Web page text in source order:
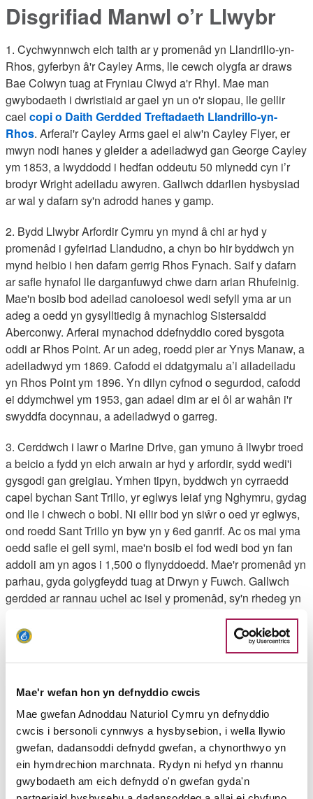
Mae'r wefan hon yn defnyddio cwcis
Mae gwefan Adnoddau Naturiol Cymru yn defnyddio
cwcis i bersonoli cynnwys a hysbysebion, i wella llywio
gwefan, dadansoddi defnydd gwefan, a chynorthwyo yn
ein hymdrechion marchnata. Rydyn ni hefyd yn rhannu
gwybodaeth am eich defnydd o'n gwefan gyda'n
Disgrifiad Manwl o’r Llwybr
1. Cychwynnwch eich taith ar y promenâd yn Llandrillo-yn-
Rhos, gyferbyn â'r Cayley Arms, lle cewch olygfa ar draws
Bae Colwyn tuag at Fryniau Clwyd a'r Rhyl. Mae man
gwybodaeth i dwristiaid ar gael yn un o'r siopau, lle gellir
cael copi o Daith Gerdded Treftadaeth Llandrillo-yn-
Rhos. Arferai'r Cayley Arms gael ei alw'n Cayley Flyer, er
mwyn nodi hanes y gleider a adeiladwyd gan George Cayley
ym 1853, a lwyddodd i hedfan oddeutu 50 mlynedd cyn i’r
brodyr Wright adeiladu awyren. Gallwch ddarllen hysbysiad
ar wal y dafarn sy'n adrodd hanes y gamp.
2. Bydd Llwybr Arfordir Cymru yn mynd â chi ar hyd y
promenâd i gyfeiriad Llandudno, a chyn bo hir byddwch yn
mynd heibio i hen dafarn gerrig Rhos Fynach. Saif y dafarn
ar safle hynafol lle darganfuwyd chwe darn arian Rhufeinig.
Mae'n bosib bod adeilad canoloesol wedi sefyll yma ar un
adeg a oedd yn gysylltiedig â mynachlog Sistersaidd
Aberconwy. Arferai mynachod ddefnyddio cored bysgota
oddi ar Rhos Point. Ar un adeg, roedd pier ar Ynys Manaw, a
adeiladwyd ym 1869. Cafodd ei ddatgymalu a’i ailadeiladu
yn Rhos Point ym 1896. Yn dilyn cyfnod o segurdod, cafodd
ei ddymchwel ym 1953, gan adael dim ar ei ôl ar wahân i'r
swyddfa docynnau, a adeiladwyd o garreg.
3. Cerddwch i lawr o Marine Drive, gan ymuno â llwybr troed
a beicio a fydd yn eich arwain ar hyd y arfordir, sydd wedi'i
gysgodi gan greigiau. Ymhen tipyn, byddwch yn cyrraedd
capel bychan Sant Trillo, yr eglwys leiaf yng Nghymru, gydag
ond lle i chwech o bobl. Ni ellir bod yn siŵr o oed yr eglwys,
ond roedd Sant Trillo yn byw yn y 6ed ganrif. Ac os mai yma
oedd safle ei gell syml, mae'n bosib ei fod wedi bod yn fan
addoli am yn agos i 1,500 o flynyddoedd. Mae'r promenâd yn
parhau, gyda golygfeydd tuag at Drwyn y Fuwch. Gallwch
gerdded ar rannau uchel ac isel y promenâd, sy'n rhedeg yn
gyfochrog a'i gilydd ac sydd wedi'u cysylltu gan risiau.
Dilynwch y naill neu'r llall nes y byddant yn ailymuno â'i
gilydd pan fydd Abbey Road yn eich arwain tuag at y tir.
ond mae ein llwybr ni yn dilyn Abbey Road tuag at y tir. Pe
baech wedi parhau ar hyd y promenâd rhwng 1909 a 1963,
byddech wedi cyrraedd ‘Tollborth y Gyllideb’, a gaiff ei
hadnabod bellach fel 147 Marine Drive. Gosodwyd y doll gan
dirfeddiannwr o’r enw Horton, a oedd yn gwrthwynebu
cyllideb a osodwyd gan Lloyd George, Canghellor y